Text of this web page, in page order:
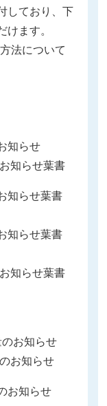
しており、下
ます。
法について
知らせ
お知らせ